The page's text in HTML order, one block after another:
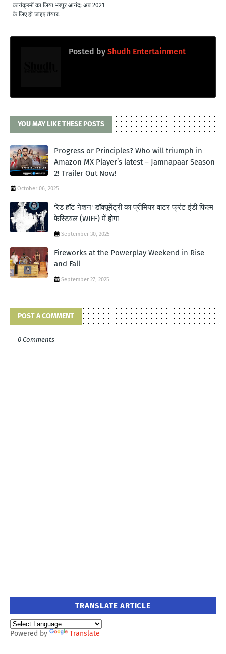
कार्यक्रमों का लिया भरपूर आनंद; अब 2021
के लिए हो जाइए तैयार!
Posted by Shudh Entertainment
YOU MAY LIKE THESE POSTS
Progress or Principles? Who will triumph in
Amazon MX Player’s latest – Jamnapaar Season
2! Trailer Out Now!
October 06, 2025
'रेड हॉट नेशन' डॉक्यूमेंट्री का प्रीमियर वाटर फ्रंट इंडी फिल्म
फेस्टिवल (WIFF) में होगा
September 30, 2025
Fireworks at the Powerplay Weekend in Rise
and Fall
September 27, 2025
POST A COMMENT
0 Comments
TRANSLATE ARTICLE
Powered by Translate